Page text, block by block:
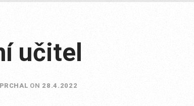
učitel
ON 28.4.2022